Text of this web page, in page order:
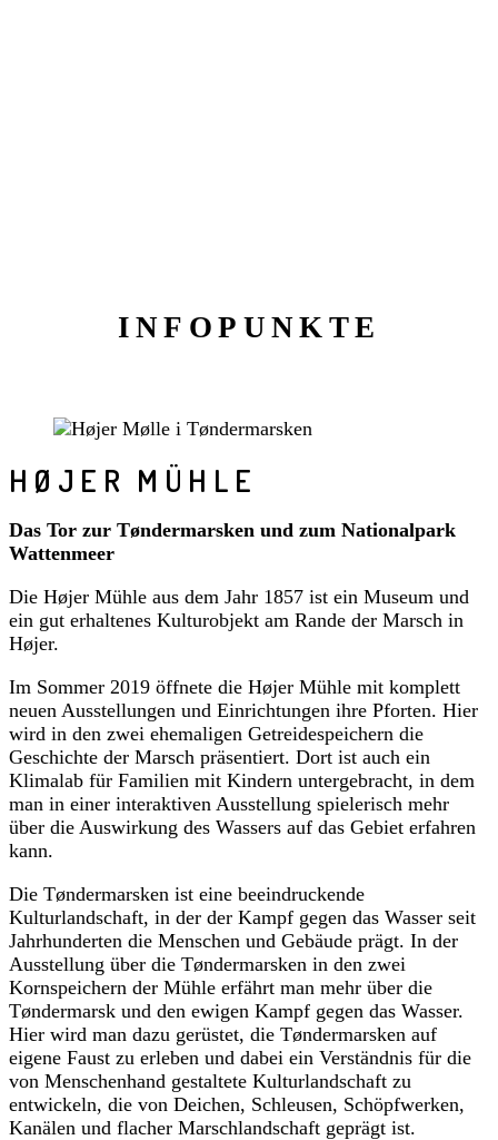
INFOPUNKTE
HØJER MÜHLE
Das Tor zur Tøndermarsken und zum Nationalpark
Wattenmeer
Die Højer Mühle aus dem Jahr 1857 ist ein Museum und
ein gut erhaltenes Kulturobjekt am Rande der Marsch in
Højer.
Im Sommer 2019 öffnete die Højer Mühle mit komplett
neuen Ausstellungen und Einrichtungen ihre Pforten. Hier
wird in den zwei ehemaligen Getreidespeichern die
Geschichte der Marsch präsentiert. Dort ist auch ein
Klimalab für Familien mit Kindern untergebracht, in dem
man in einer interaktiven Ausstellung spielerisch mehr
über die Auswirkung des Wassers auf das Gebiet erfahren
kann.
Die Tøndermarsken ist eine beeindruckende
Kulturlandschaft, in der der Kampf gegen das Wasser seit
Jahrhunderten die Menschen und Gebäude prägt. In der
Ausstellung über die Tøndermarsken in den zwei
Kornspeichern der Mühle erfährt man mehr über die
Tøndermarsk und den ewigen Kampf gegen das Wasser.
Hier wird man dazu gerüstet, die Tøndermarsken auf
eigene Faust zu erleben und dabei ein Verständnis für die
von Menschenhand gestaltete Kulturlandschaft zu
entwickeln, die von Deichen, Schleusen, Schöpfwerken,
Kanälen und flacher Marschlandschaft geprägt ist.